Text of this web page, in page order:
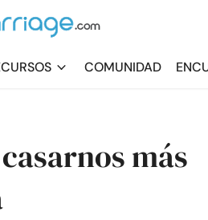
COMUNIDAD
más